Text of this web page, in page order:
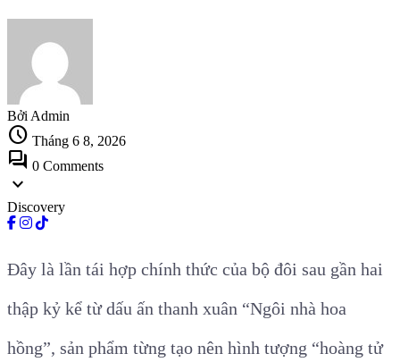
Bởi Admin
schedule Tháng 6 8, 2026
forum 0 Comments
expand_more
Discovery
Đây là lần tái hợp chính thức của bộ đôi sau gần hai
thập kỷ kể từ dấu ấn thanh xuân “Ngôi nhà hoa
hồng”, sản phẩm từng tạo nên hình tượng “hoàng tử